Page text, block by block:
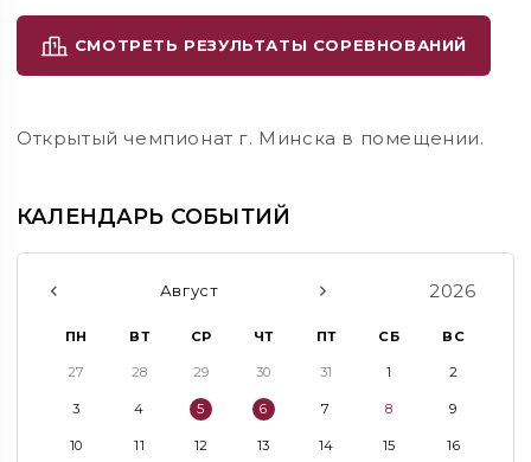
СМОТРЕТЬ РЕЗУЛЬТАТЫ СОРЕВНОВАНИЙ
Открытый чемпионат г. Минска в помещении.
КАЛЕНДАРЬ СОБЫТИЙ
Август 2026
ПН ВТ СР ЧТ ПТ СБ ВС
27 28 29 30 31 1 2
3 4 5 6 7 8 9
10 11 12 13 14 15 16